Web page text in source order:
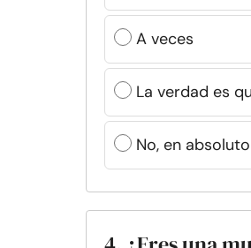
A veces
La verdad es
No, en absoluto